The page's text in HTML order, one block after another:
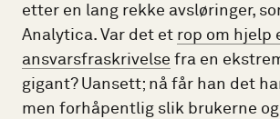
etter en lang rekke avsløringer,
Analytica. Var det et rop om hjelp
ansvarsfraskrivelse fra en
gigant? Uansett; nå får han det
men forhåpentlig slik brukerne og